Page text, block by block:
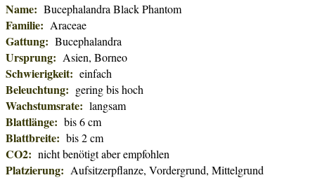
Name: Bucephalandra Black Phantom
Familie: Araceae
Gattung: Bucephalandra
Ursprung: Asien, Borneo
Schwierigkeit: einfach
Beleuchtung: gering bis hoch
Wachstumsrate: langsam
Blattlänge: bis 6 cm
Blattbreite: bis 2 cm
CO2: nicht benötigt aber empfohlen
Platzierung: Aufsitzerpflanze, Vordergrund, Mittelgrund